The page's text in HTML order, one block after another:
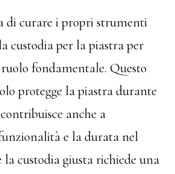
di curare i propri strumenti
custodia per la piastra per
fondamentale. Questo
protegge la piastra durante
anche a
e la durata nel
la custodia giusta richiede una